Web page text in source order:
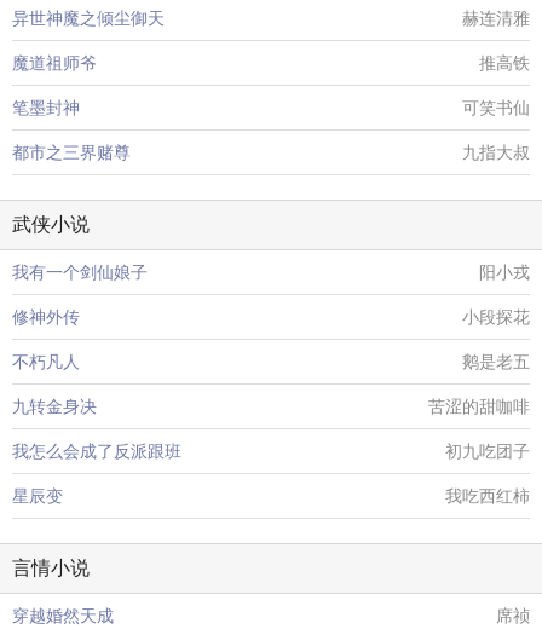
异世神魔之倾尘御天 赫连清雅
魔道祖师爷 推高铁
笔墨封神 可笑书仙
都市之三界赌尊 九指大叔
武侠小说
我有一个剑仙娘子 阳小戎
修神外传 小段探花
不朽凡人 鹅是老五
九转金身决 苦涩的甜咖啡
我怎么会成了反派跟班 初九吃团子
星辰变 我吃西红柿
言情小说
穿越婚然天成 席祯